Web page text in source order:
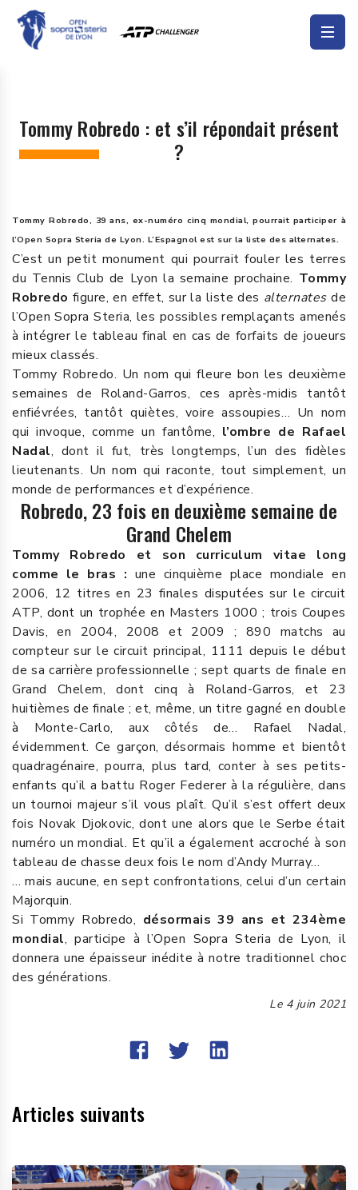
Tommy Robredo : et s’il répondait présent
?
Tommy Robredo, 39 ans, ex-numéro cinq mondial, pourrait participer à
l’Open Sopra Steria de Lyon. L’Espagnol est sur la liste des alternates.
C’est un petit monument qui pourrait fouler les terres
du Tennis Club de Lyon la semaine prochaine. Tommy
Robredo figure, en effet, sur la liste des alternatesde
l’Open Sopra Steria, les possibles remplaçants amenés
à intégrer le tableau final en cas de forfaits de joueurs
mieux classés.
Tommy Robredo. Un nom qui fleure bon les deuxième
semaines de Roland-Garros, ces après-midis tantôt
enfiévrées, tantôt quiètes, voire assoupies… Un nom
qui invoque, comme un fantôme, l’ombre de Rafael
Nadal, dont il fut, très longtemps, l’un des fidèles
lieutenants. Un nom qui raconte, tout simplement, un
monde de performances et d’expérience.
Robredo, 23 fois en deuxième semaine de
Grand Chelem
Tommy Robredo et son curriculum vitae long
comme le bras : une cinquième place mondiale en
2006, 12 titres en 23 finales disputées sur le circuit
ATP, dont un trophée en Masters 1000 ; trois Coupes
Davis, en 2004, 2008 et 2009 ; 890 matchs au
compteur sur le circuit principal, 1111 depuis le début
de sa carrière professionnelle ; sept quarts de finale en
Grand Chelem, dont cinq à Roland-Garros, et 23
huitièmes de finale ; et, même, un titre gagné en double
à Monte-Carlo, aux côtés de… Rafael Nadal,
évidemment. Ce garçon, désormais homme et bientôt
quadragénaire, pourra, plus tard, conter à ses petits-
enfants qu’il a battu Roger Federer à la régulière, dans
un tournoi majeur s’il vous plaît. Qu’il s’est offert deux
fois Novak Djokovic, dont une alors que le Serbe était
numéro un mondial. Et qu’il a également accroché à son
tableau de chasse deux fois le nom d’Andy Murray…
… mais aucune, en sept confrontations, celui d’un certain
Majorquin.
Si Tommy Robredo, désormais 39 ans et 234ème
mondial, participe à l’Open Sopra Steria de Lyon, il
donnera une épaisseur inédite à notre traditionnel choc
des générations.
Le 4 juin 2021
Articles suivants